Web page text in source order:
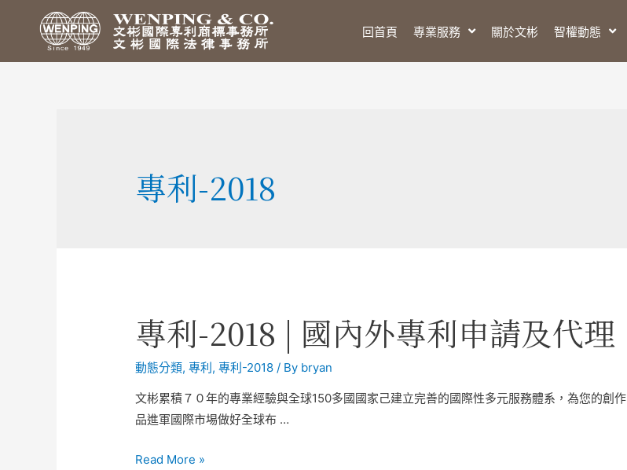
回首頁 專業服務 關於文彬 智權動態
專利-2018
專利-2018 | 國內外專利申請及代理
動態分類,專利 ,專利-2018 / By bryan
文彬累積７０年的專業經驗與全球150多國國家己建立完善的國際性多元服務體系，為您的創作
品進軍國際市埸做好全球布 …
Read More »